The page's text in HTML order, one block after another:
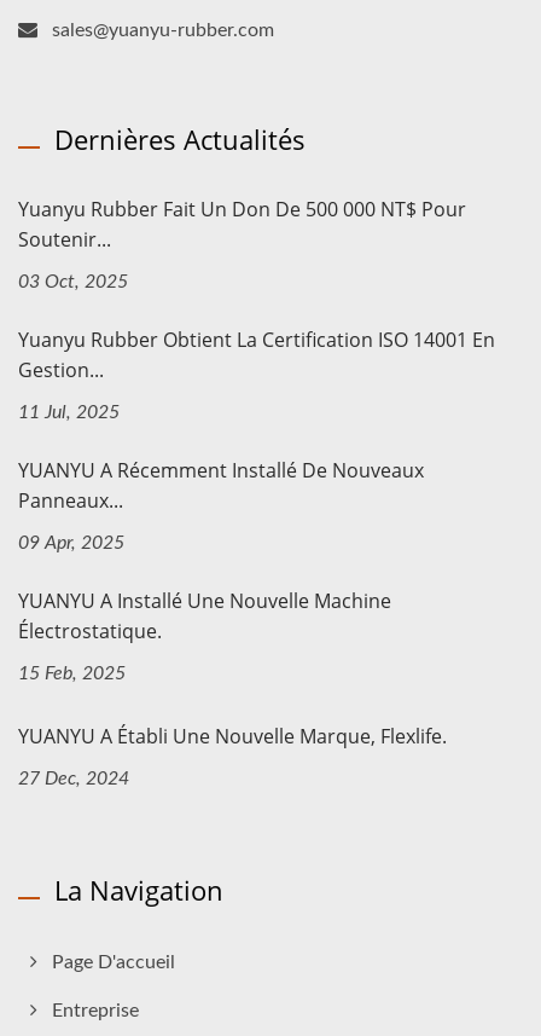
sales@yuanyu-rubber.com
Dernières Actualités
Yuanyu Rubber Fait Un Don De 500 000 NT$ Pour
Soutenir...
03 Oct, 2025
Yuanyu Rubber Obtient La Certification ISO 14001 En
Gestion...
11 Jul, 2025
YUANYU A Récemment Installé De Nouveaux
Panneaux...
09 Apr, 2025
YUANYU A Installé Une Nouvelle Machine
Électrostatique.
15 Feb, 2025
YUANYU A Établi Une Nouvelle Marque, Flexlife.
27 Dec, 2024
La Navigation
Page D'accueil
Entreprise